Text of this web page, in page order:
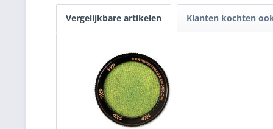
Vergelijkbare artikelen Klanten kochten